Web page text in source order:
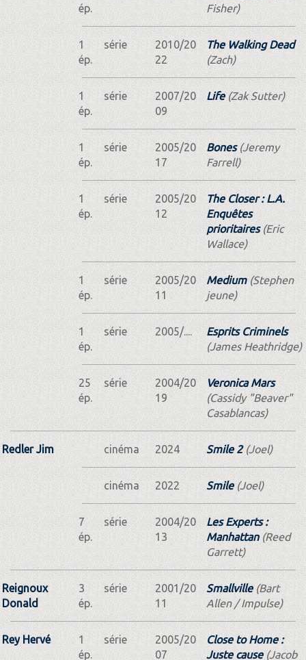
ép.
Fisher)
1
ép.
série
2010/20
22
The Walking Dead
(Zach)
1
ép.
série
2007/20
09
Life(Zak Sutter)
1
ép.
série
2005/20
17
Bones(Jeremy
Farrell)
1
ép.
série
2005/20
12
The Closer : L.A.
Enquêtes
prioritaires(Eric
Wallace)
1
ép.
série
2005/20
11
Medium(Stephen
jeune)
1
ép.
série 2005/....
Esprits Criminels
(James Heathridge)
25
ép.
série
2004/20
19
Veronica Mars
(Cassidy "Beaver"
Casablancas)
Redler Jim cinéma 2024 Smile 2(Joel)
cinéma 2022 Smile(Joel)
7
ép.
série
2004/20
13
Les Experts :
Manhattan(Reed
Garrett)
Reignoux
Donald
3
ép.
série
2001/20
11
Smallville(Bart
Allen / Impulse)
Rey Hervé
1
ép.
série
2005/20
07
Close to Home :
Juste cause(Jacob